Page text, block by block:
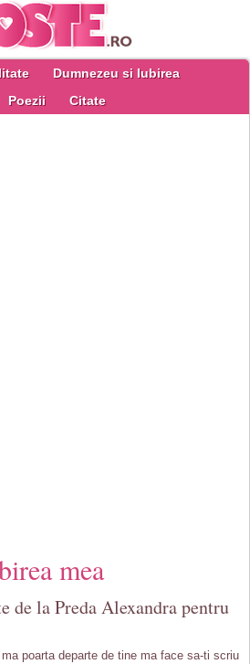
Dumnezeu si Iubirea
Poezii Citate
mea
de la Preda Alexandra pentru
poarta departe de tine ma face sa-ti scriu